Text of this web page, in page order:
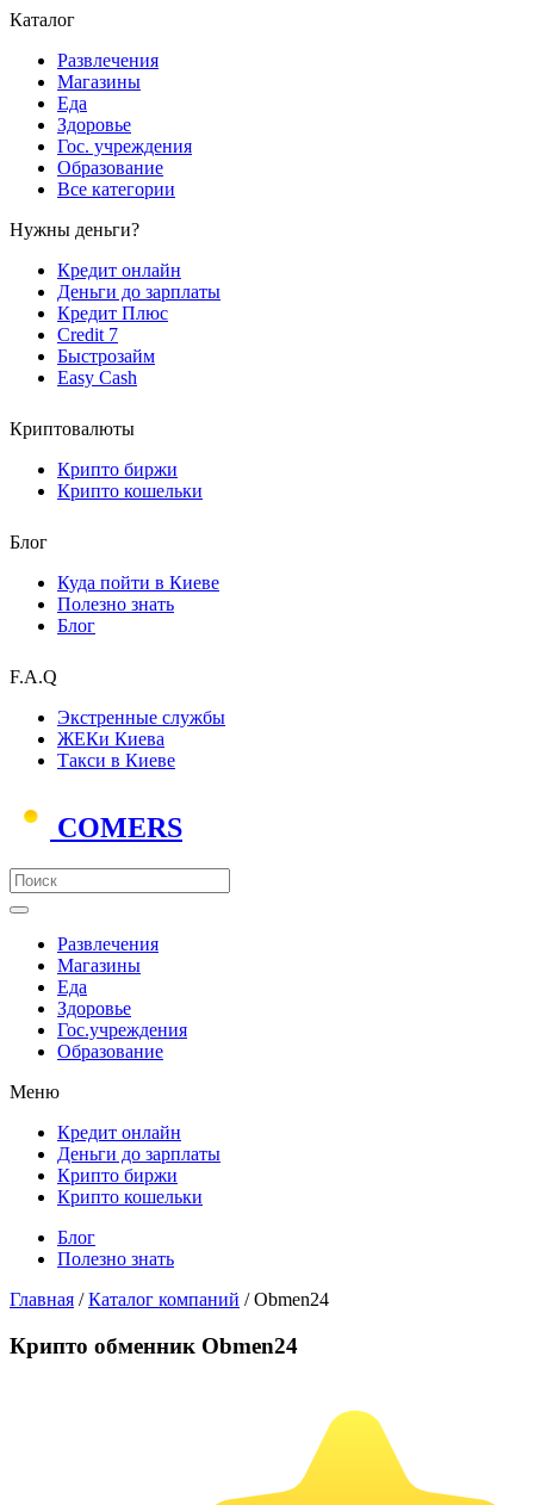
Каталог
Развлечения
Магазины
Еда
Здоровье
Гос. учреждения
Образование
Все категории
Нужны деньги?
Кредит онлайн
Деньги до зарплаты
Кредит Плюс
Credit 7
Быстрозайм
Easy Cash
Криптовалюты
Крипто биржи
Крипто кошельки
Блог
Куда пойти в Киеве
Полезно знать
Блог
F.A.Q
Экстренные службы
ЖЕКи Киева
Такси в Киеве
COMERS
Развлечения
Магазины
Еда
Здоровье
Гос.учреждения
Образование
Меню
Кредит онлайн
Деньги до зарплаты
Крипто биржи
Крипто кошельки
Блог
Полезно знать
Главная / Каталог компаний / Obmen24
Крипто обменник Obmen24